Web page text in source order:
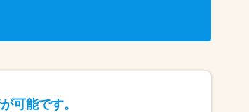
可能です。